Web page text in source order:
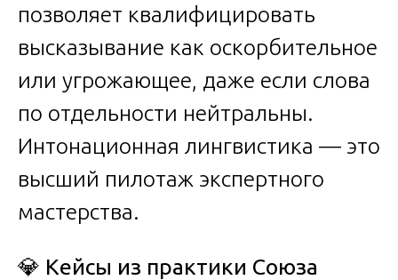
позволяет квалифицировать
высказывание как оскорбительное
или угрожающее, даже если слова
по отдельности нейтральны.
Интонационная лингвистика — это
высший пилотаж экспертного
мастерства.
💎 Кейсы из практики Союза